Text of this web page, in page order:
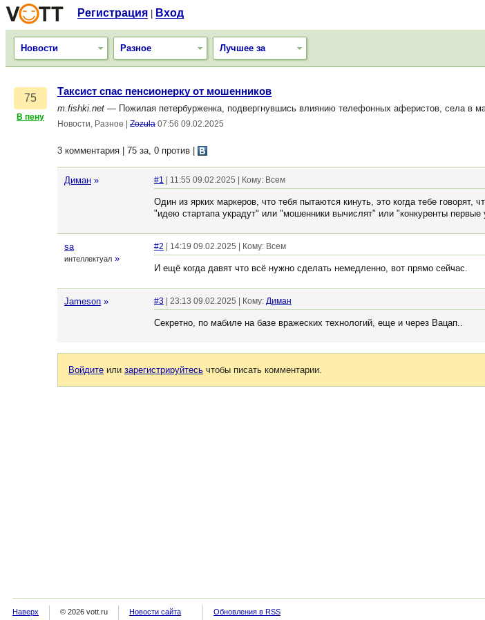
Регистрация Вход
Новости Разное Лучшее за
75
В пену
Таксист спас пенсионерку от мошенников
m.fishki.net — Пожилая петербурженка, подвергнувшись влиянию телефонных аферистов, села в
Новости, Разное Zozula 07:56 09.02.2025
3 комментария | 75 за, 0 против
Диман » #1 | 11:55 09.02.2025 | Кому: Всем
Один из ярких маркеров, что тебя пытаются кинуть, это когда тебе говорят,
"идею стартапа украдут" или "мошенники вычислят" или "конкуренты
sa
интеллектуал »
#2 | 14:19 09.02.2025 | Кому: Всем
И ещё когда давят что всё нужно сделать немедленно, вот прямо сейчас.
Jameson » #3 | 23:13 09.02.2025 | Кому: Диман
Секретно, по мабиле на базе вражеских технологий, еще и через Вацап..
Войдите или зарегистрируйтесь чтобы писать комментарии.
Наверх © 2026 vott.ru Новости сайта Обновления в RSS